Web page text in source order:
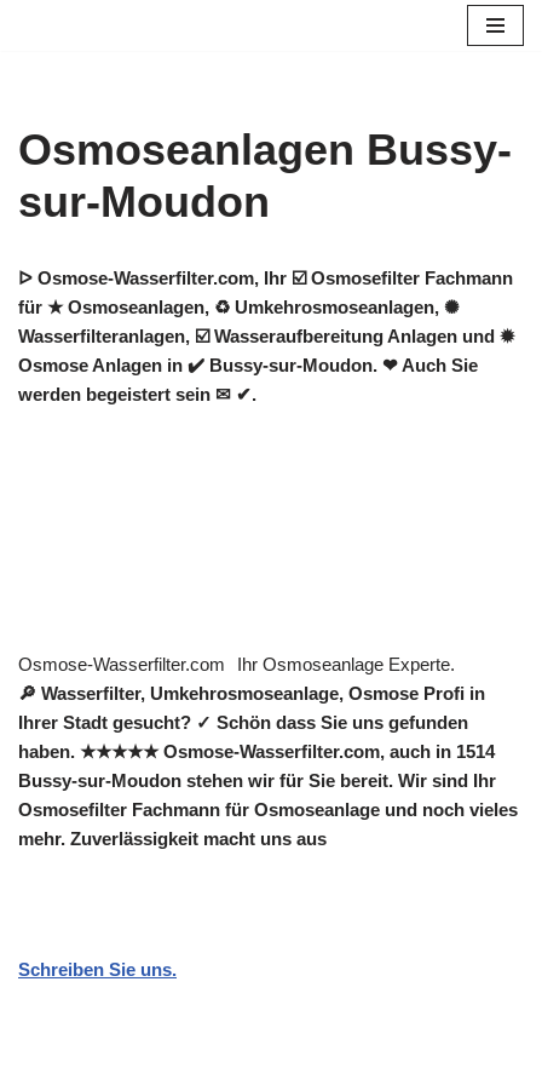
Osmoseanlagen Bussy-
sur-Moudon
ᐅ Osmose-Wasserfilter.com, Ihr ☑️ Osmosefilter Fachmann
für ★ Osmoseanlagen, ♻ Umkehrosmoseanlagen, ✺
Wasserfilteranlagen, ☑️ Wasseraufbereitung Anlagen und ✹
Osmose Anlagen in ✔️ Bussy-sur-Moudon. ❤ Auch Sie
werden begeistert sein ✉ ✔.
Osmose-Wasserfilter.com
Ihr Osmoseanlage Experte.
🔎 Wasserfilter, Umkehrosmoseanlage, Osmose Profi in
Ihrer Stadt gesucht? ✓ Schön dass Sie uns gefunden
haben. ★★★★★ Osmose-Wasserfilter.com, auch in 1514
Bussy-sur-Moudon stehen wir für Sie bereit. Wir sind Ihr
Osmosefilter Fachmann für Osmoseanlage und noch vieles
mehr. Zuverlässigkeit macht uns aus
Schreiben Sie uns.